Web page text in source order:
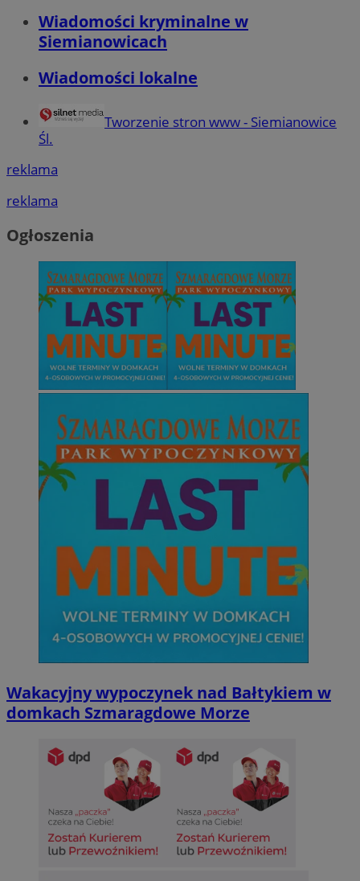
Wiadomości kryminalne w
Siemianowicach
Wiadomości lokalne
Tworzenie stron www - Siemianowice
Śl.
reklama
reklama
Ogłoszenia
Wakacyjny wypoczynek nad Bałtykiem w
domkach Szmaragdowe Morze